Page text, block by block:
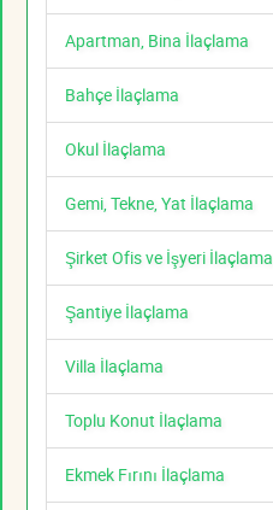
Apartman, Bina İlaçlama
Bahçe İlaçlama
Okul İlaçlama
Gemi, Tekne, Yat İlaçlama
Şirket Ofis ve İşyeri İlaçlama
Şantiye İlaçlama
Villa İlaçlama
Toplu Konut İlaçlama
Ekmek Fırını İlaçlama